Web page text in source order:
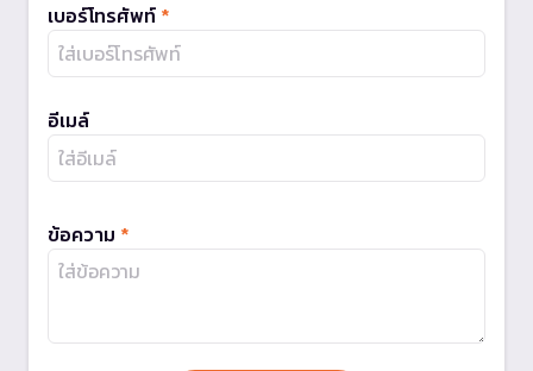
เบอร์โทรศัพท์ *
อีเมล์
ข้อความ *